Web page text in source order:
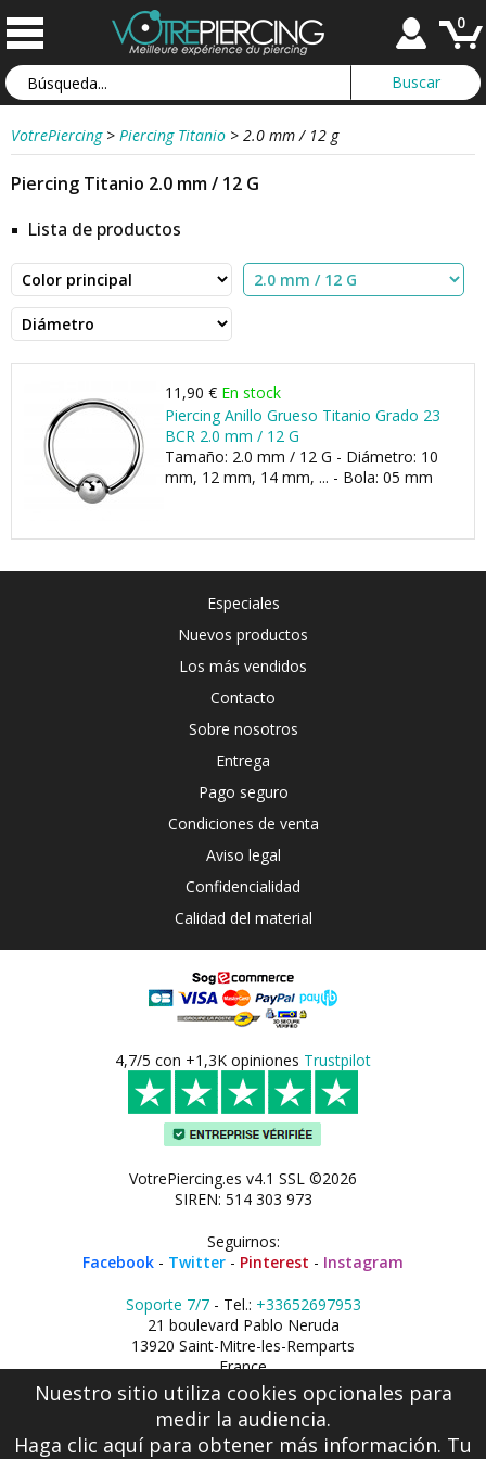
0
VotrePiercing > Piercing Titanio > 2.0 mm / 12 g
Piercing Titanio 2.0 mm / 12 G
Lista de productos
11,90 € En stock
Piercing Anillo Grueso Titanio Grado 23
BCR 2.0 mm / 12 G
Tamaño: 2.0 mm / 12 G - Diámetro: 10
mm, 12 mm, 14 mm, ... - Bola: 05 mm
Especiales
Nuevos productos
Los más vendidos
Contacto
Sobre nosotros
Entrega
Pago seguro
Condiciones de venta
Aviso legal
Confidencialidad
Calidad del material
4,7/5 con +1,3K opiniones Trustpilot
VotrePiercing.es v4.1 SSL ©2026
SIREN: 514 303 973
Seguirnos:
Facebook - Twitter - Pinterest - Instagram
Soporte 7/7- Tel.: +33652697953
21 boulevard Pablo Neruda
13920 Saint-Mitre-les-Remparts
France
Nuestro sitio utiliza cookies opcionales para
medir la audiencia.
Haga clic aquípara obtener más información. Tu